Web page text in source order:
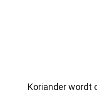
Koriander wordt